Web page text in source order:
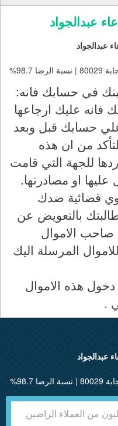
عبدالجواد
عبدالجواد
98.7%
في حسابك فانه:
فانه عليك ارجاعها
حسابك قبل وبعد
من ان هذه
للجهة التي قامت
او مصادرتها.
قضائية ضدك
بالتعويض عن
صاحب الاموال
المرسلة اليك
دخول هذه الاموال
.
عبدالجواد
98.7%